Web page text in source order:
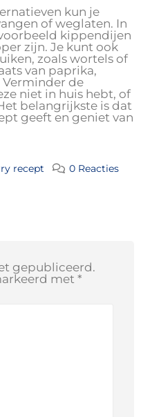
kun je
of weglaten. In
kippendijen
zijn. Je kunt ook
zoals wortels of
van paprika,
de
niet in huis hebt, of
belangrijkste is dat
geeft en geniet van
recept 0 Reacties
gepubliceerd.
met *